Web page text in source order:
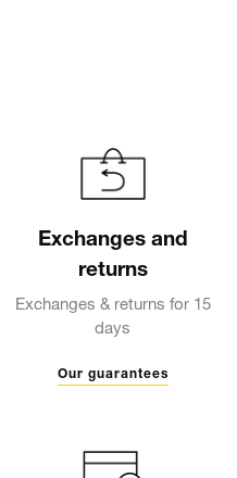
Exchanges and
returns
Exchanges & returns for 15
days
Our guarantees